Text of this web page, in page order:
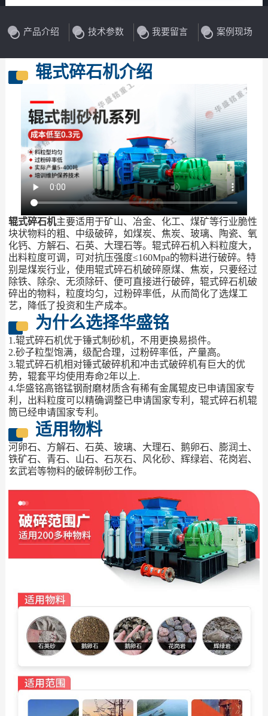
产品介绍 技术参数 我要留言 案例现场
辊式碎石机介绍
辊式碎石机主要适用于矿山、冶金、化工、煤矿等行业脆性
块状物料的粗、中级破碎，如煤炭、焦炭、玻璃、陶瓷、氧
化钙、方解石、石英、大理石等。辊式碎石机入料粒度大，
出料粒度可调，可对抗压强度≤160Mpa的物料进行破碎。特
别是煤炭行业，使用辊式碎石机破碎原煤、焦炭，只要经过
除铁、除杂、无须除矸、便可直接进行破碎，辊式碎石机破
碎出的物料，粒度均匀，过粉碎率低，从而简化了选煤工
艺，降低了投资和生产成本。
为什么选择华盛铭
1.辊式碎石机优于锤式制砂机，不用更换易损件。
2.砂子粒型饱满，级配合理，过粉碎率低，产量高。
3.辊式碎石机相对锤式破碎机和冲击式破碎机有巨大的优
势，辊套平均使用寿命2年以上.
4.华盛铭高铬锰钢耐磨材质含有稀有金属辊皮已申请国家专
利，出料粒度可以精确调整已申请国家专利，辊式碎石机辊
筒已经申请国家专利。
适用物料
河卵石、方解石、石英、玻璃、大理石、鹅卵石、膨润土、
铁矿石、青石、山石、石灰石、风化砂、辉绿岩、花岗岩、
玄武岩等物料的破碎制砂工作。